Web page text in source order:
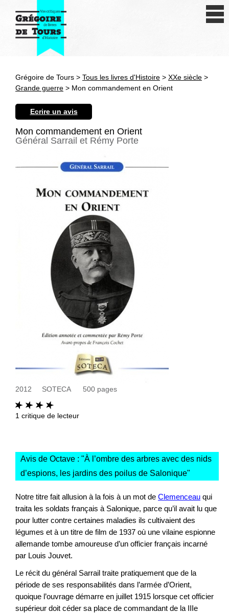
Antiquité
Epoque moderne
XXe siècle
Autres civilisations
Thématiques
Grégoire de Tours > Tous les livres d'Histoire > XXe siècle >
Grande guerre > Mon commandement en Orient
Ecrire un avis
Mon commandement en Orient
Général Sarrail et Rémy Porte
2012 SOTECA 500 pages
1 critique de lecteur
Avis de Octave : "À l’ombre des arbres avec des nids
d’espions, les jardins des poilus de Salonique"
Notre titre fait allusion à la fois à un mot de Clemenceau qui
traita les soldats français à Salonique, parce qu’il avait lu que
pour lutter contre certaines maladies ils cultivaient des
légumes et à un titre de film de 1937 où une vilaine espionne
allemande tombe amoureuse d’un officier français incarné
par Louis Jouvet.
Le récit du général Sarrail traite pratiquement que de la
période de ses responsabilités dans l’armée d’Orient,
quoique l’ouvrage démarre en juillet 1915 lorsque cet officier
supérieur doit céder sa place de commandant de la IIIe